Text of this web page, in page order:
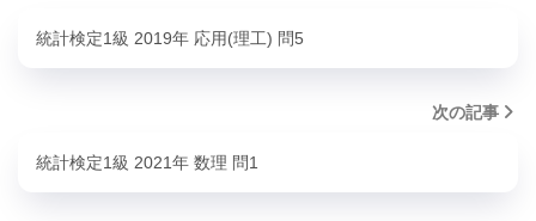
統計検定1級 2019年 応用(理工) 問5
次の記事
統計検定1級 2021年 数理 問1